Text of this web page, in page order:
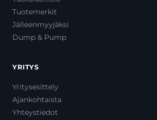
Tuotemerkit
Jälleenmyyjäksi
Dump & Pump
YRITYS
Yritysesittely
Ajankohtaista
Yhteystiedot